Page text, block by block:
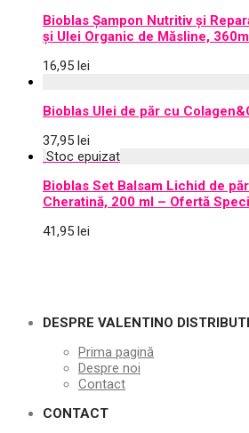
Bioblas Șampon Nutritiv și
și Ulei Organic de Măsline,
16,95 lei
Bioblas Ulei de păr cu
37,95 lei
Bioblas Set Balsam Lichid de
Cheratină, 200 ml – Ofertă
41,95 lei
DESPRE VALENTINO
Prima pagină
Despre noi
Contact
CONTACT